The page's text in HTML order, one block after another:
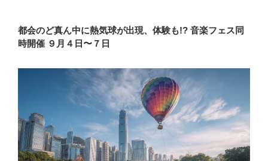
都会のど真ん中に熱気球が出現、体験も!? 音楽フェス同
時開催 ９月４日〜７日